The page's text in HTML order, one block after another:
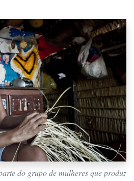
do grupo de mulheres que produz